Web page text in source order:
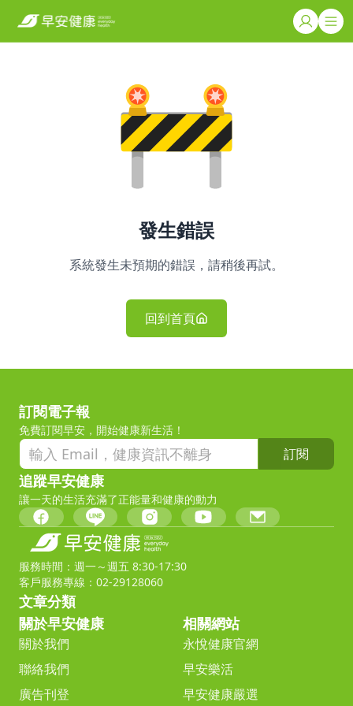
發生錯誤
系統發生未預期的錯誤，請稍後再試。
回到首頁
訂閱電子報
免費訂閱早安，開始健康新生活！
訂閱
追蹤早安健康
讓一天的生活充滿了正能量和健康的動力
服務時間：週一～週五 8:30-17:30
客戶服務專線：02-29128060
文章分類
關於早安健康
關於我們
聯絡我們
廣告刊登
相關網站
永悅健康官網
早安樂活
早安健康嚴選